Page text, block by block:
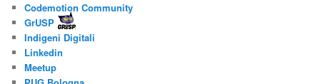
Codemotion Community
GrUSP
Indigeni Digitali
Linkedin
Meetup